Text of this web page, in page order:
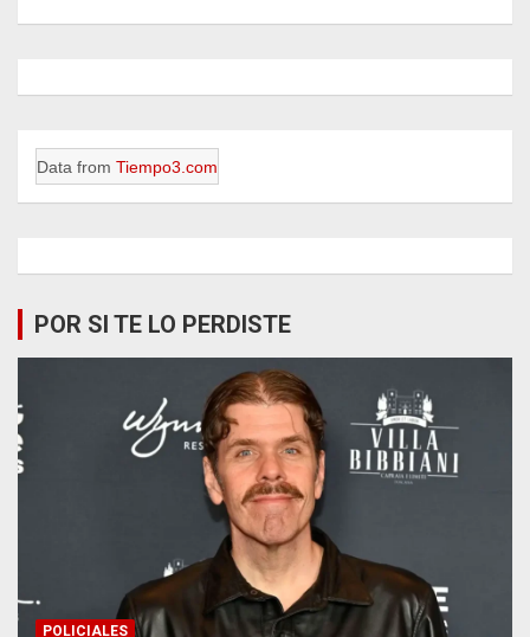
Data from Tiempo3.com
POR SI TE LO PERDISTE
POLICIALES